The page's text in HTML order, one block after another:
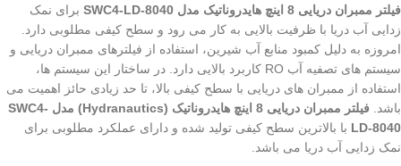
فیلتر ممبران دریایی 8 اینچ هایدروناتیک مدل SWC4-LD-8040
برای نمک
زدایی آب دریا با ظرفیت بالایی به کار می رود و سطح کیفی مطلوبی دارد.
امروزه به دلیل کمبود منابع آب شیرین، استفاده از فیلترهای ممبران دریایی و
سیستم های تصفیه آب RO کاربرد بالایی دارد. در ساختار این سیستم ها،
استفاده از ممبران های دریایی با سطح کیفی بالا، تا حد زیادی حائز اهمیت می
باشد.
فیلتر ممبران دریایی 8 اینچ هایدروناتیک (Hydranautics) مدل SWC4-
LD-8040 با بالاترین سطح کیفی تولید شده و دارای عملکرد مطلوبی برای
نمک زدایی آب دریا می باشد.